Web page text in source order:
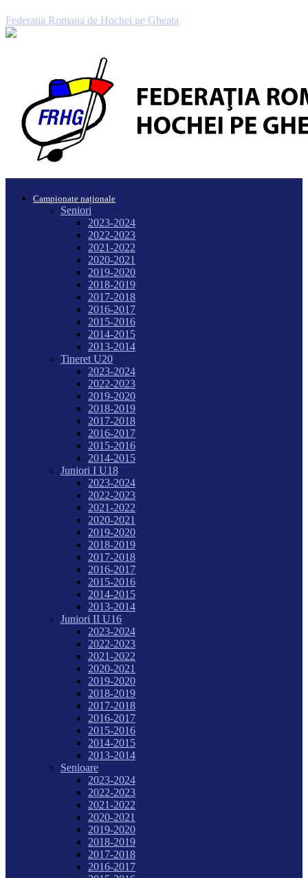
Federatia Romana de Hochei pe Gheata
Campionate naționale
Seniori
2023-2024
2022-2023
2021-2022
2020-2021
2019-2020
2018-2019
2017-2018
2016-2017
2015-2016
2014-2015
2013-2014
Tineret U20
2023-2024
2022-2023
2019-2020
2018-2019
2017-2018
2016-2017
2015-2016
2014-2015
Juniori I U18
2023-2024
2022-2023
2021-2022
2020-2021
2019-2020
2018-2019
2017-2018
2016-2017
2015-2016
2014-2015
2013-2014
Juniori II U16
2023-2024
2022-2023
2021-2022
2020-2021
2019-2020
2018-2019
2017-2018
2016-2017
2015-2016
2014-2015
2013-2014
Senioare
2023-2024
2022-2023
2021-2022
2020-2021
2019-2020
2018-2019
2017-2018
2016-2017